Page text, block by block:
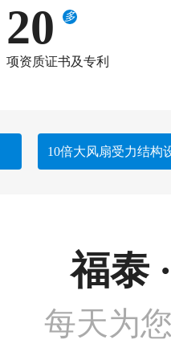
20 多
项资质证书及专利
10倍大风扇受力结构
福泰
每天为